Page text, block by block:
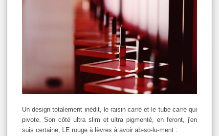
Un design totalement inédit, le raisin carré et le tube carré qui
pivote. Son côté ultra slim et ultra pigmenté, en feront, j'en
suis certaine, LE rouge à lèvres à avoir ab-so-lu-ment :